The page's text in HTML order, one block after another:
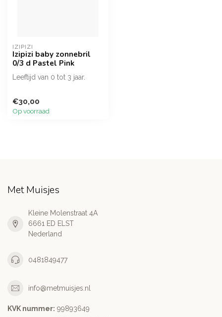
IZIPIZI
Izipizi baby zonnebril
0/3 d Pastel Pink
Leeftijd van 0 tot 3 jaar.
€30,00
Op voorraad
Met Muisjes
Kleine Molenstraat 4A
6661 ED ELST
Nederland
0481849477
info@metmuisjes.nl
KVK nummer: 99893649